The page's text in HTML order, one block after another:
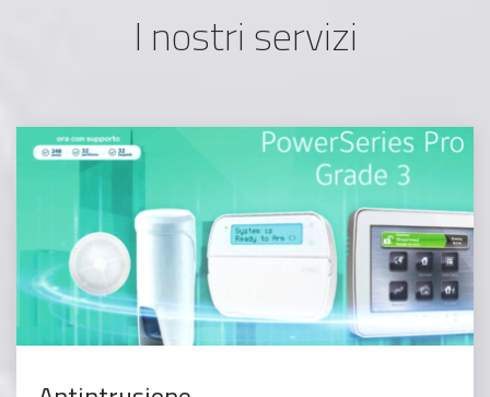
I nostri servizi